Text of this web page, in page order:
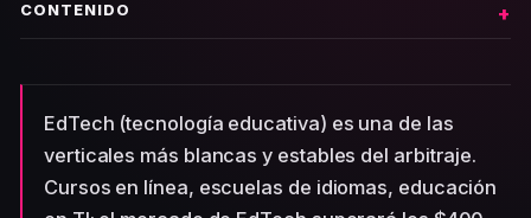
CONTENIDO
EdTech (tecnología educativa) es una de las
verticales más blancas y estables del arbitraje.
Cursos en línea, escuelas de idiomas, educación